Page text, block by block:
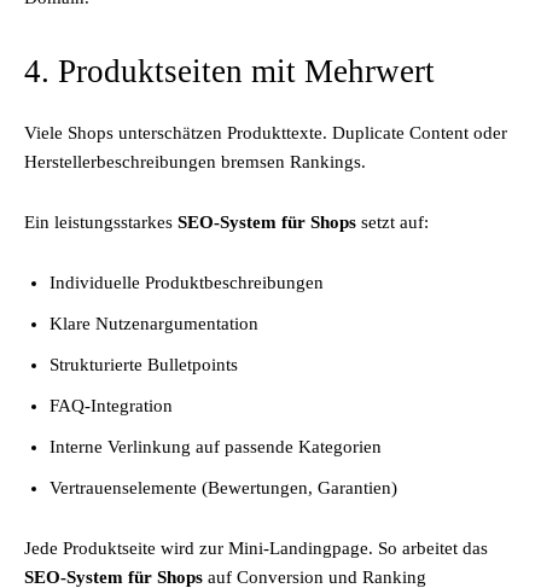
4. Produktseiten mit Mehrwert
Viele Shops unterschätzen Produkttexte. Duplicate Content oder
Herstellerbeschreibungen bremsen Rankings.
Ein leistungsstarkes SEO-System für Shops setzt auf:
Individuelle Produktbeschreibungen
Klare Nutzenargumentation
Strukturierte Bulletpoints
FAQ-Integration
Interne Verlinkung auf passende Kategorien
Vertrauenselemente (Bewertungen, Garantien)
Jede Produktseite wird zur Mini-Landingpage. So arbeitet das
SEO-System für Shops auf Conversion und Ranking